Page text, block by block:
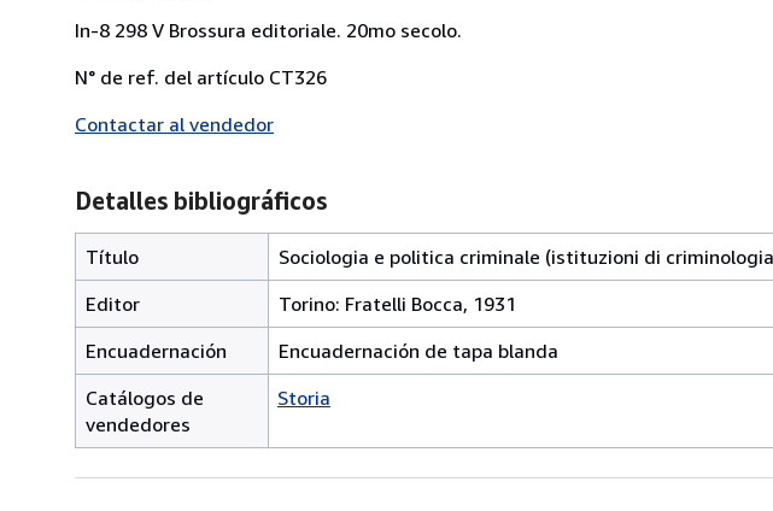
In-8 298 V Brossura editoriale. 20mo secolo.
N° de ref. del artículo CT326
Contactar al vendedor
Detalles bibliográficos
Título
Sociologia e politica criminale (istituzioni di
Editor
Torino: Fratelli Bocca, 1931
Encuadernación
Encuadernación de tapa blanda
Catálogos de
vendedores
Storia